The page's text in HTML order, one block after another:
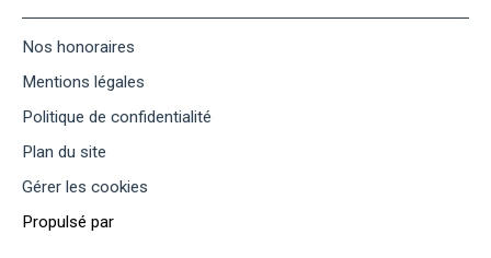
Nos honoraires
Mentions légales
Politique de confidentialité
Plan du site
Gérer les cookies
Propulsé par